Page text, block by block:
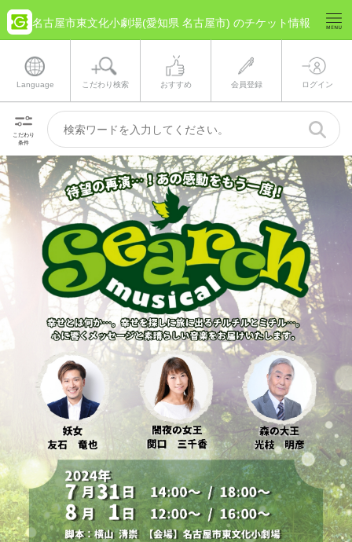
名古屋市東文化小劇場(愛知県 名古屋市) のチケット情報
Language こだわり検索 おすすめ 会員登録 ログイン
こだわり
条件